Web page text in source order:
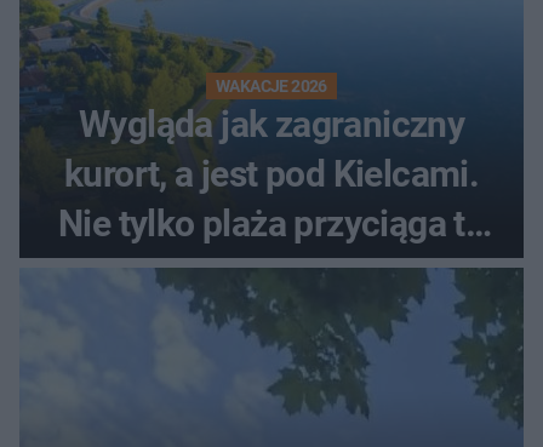
WAKACJE 2026
Wygląda jak zagraniczny
kurort, a jest pod Kielcami.
Nie tylko plaża przyciąga tu
ludzi